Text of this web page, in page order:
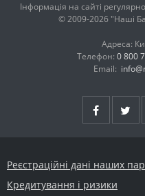
Інформація на сайті
© 2009-2026 "Наші
Адреса:
Телефон: 0 800
Email:
Реєстраційні дані наших
Кредитування і ризики